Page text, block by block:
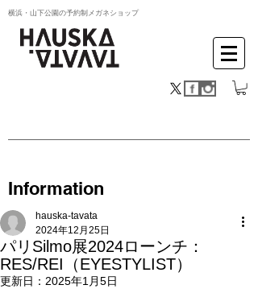
横浜・山下公園の予約制メガネショップ
Information
パリSilmo展2024ローンチ：
RES/REI（EYESTYLIST）
hauska-tavata
2024年12月25日
更新日： 2025年1月5日